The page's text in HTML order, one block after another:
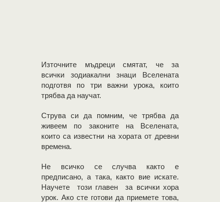
Източните мъдреци смятат, че за
всички зодиакални знаци Вселената
подготвя по три важни урока, които
трябва да научат.
Струва си да помним, че трябва да
живеем по законите на Вселената,
които са известни на хората от древни
времена.
Не всичко се случва както е
предписано, а така, както вие искате.
Научете този главен за всички хора
урок. Ако сте готови да приемете това,